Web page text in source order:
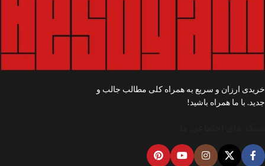
خریدی ارزان و سریع به همراه کلی مطالب جالب و
جدید. با ما همراه باشید!